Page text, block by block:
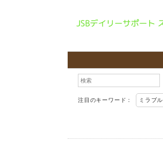
注目のキーワード： ミラブル